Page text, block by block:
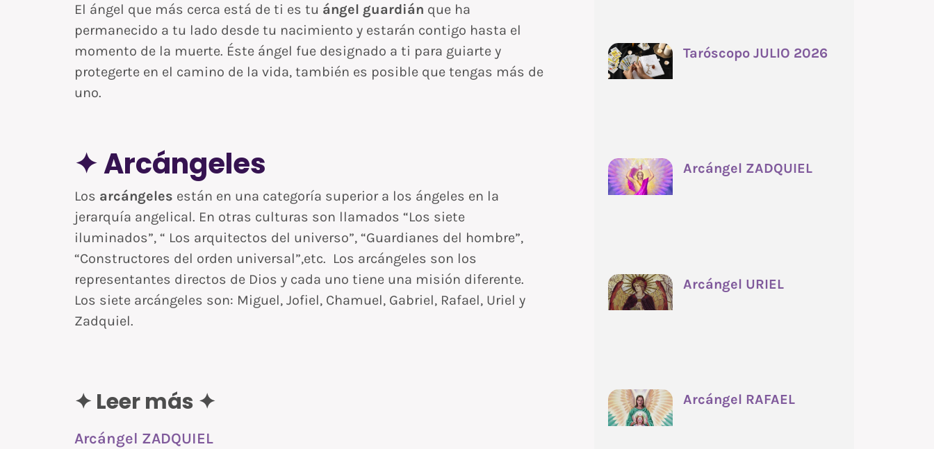
El ángel que más cerca está de ti es tu ángel guardián que ha
permanecido a tu lado desde tu nacimiento y estarán contigo hasta el
momento de la muerte. Éste ángel fue designado a ti para guiarte y
protegerte en el camino de la vida, también es posible que tengas más de
uno.
✦ Arcángeles
Los arcángeles están en una categoría superior a los ángeles en la
jerarquía angelical. En otras culturas son llamados “Los siete
iluminados”, “ Los arquitectos del universo”, “Guardianes del hombre”,
“Constructores del orden universal”,etc. Los arcángeles son los
representantes directos de Dios y cada uno tiene una misión diferente.
Los siete arcángeles son: Miguel, Jofiel, Chamuel, Gabriel, Rafael, Uriel y
Zadquiel.
✦ Leer más ✦
Arcángel ZADQUIEL
Taróscopo JULIO 2026
Arcángel ZADQUIEL
Arcángel URIEL
Arcángel RAFAEL